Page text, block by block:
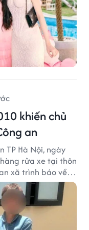
khiến chủ
an
TP Hà Nội, ngày
rửa xe tại thôn
xã trình báo về
Wave. Trong cốp
khoảng 1,2 triệu